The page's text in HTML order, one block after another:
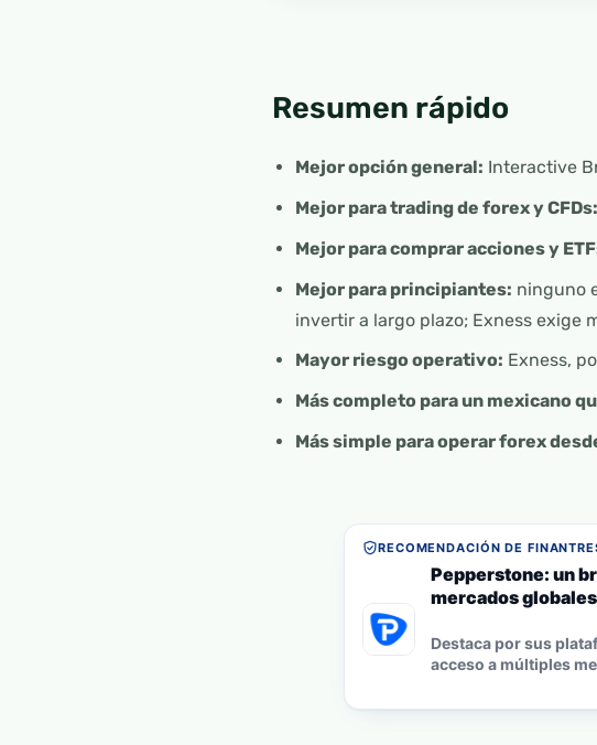
Resumen rápido
Mejor opción general: Interactive
Mejor para trading de forex y CFDs:
Mejor para comprar acciones y
Mejor para principiantes: ninguno
invertir a largo plazo; Exness exige
Mayor riesgo operativo: Exness,
Más completo para un mexicano
Más simple para operar forex
RECOMENDACIÓN DE
Pepperstone: un
mercados
Destaca por sus
acceso a múltiples